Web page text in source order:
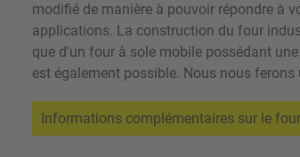
modifié de manière à pouvoir répondre à
applications. La construction du four
que d'un four à sole mobile possédant
est également possible. Nous nous
Informations complémentaires sur le